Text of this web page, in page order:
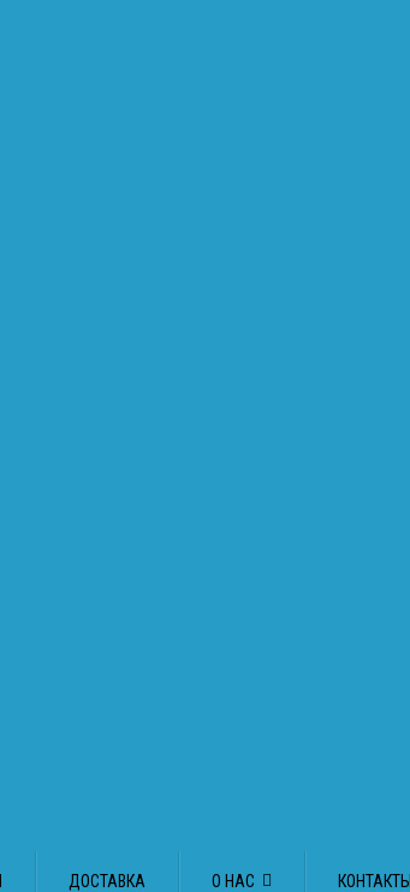
ДОСТАВКА О НАС КОНТАКТЫ